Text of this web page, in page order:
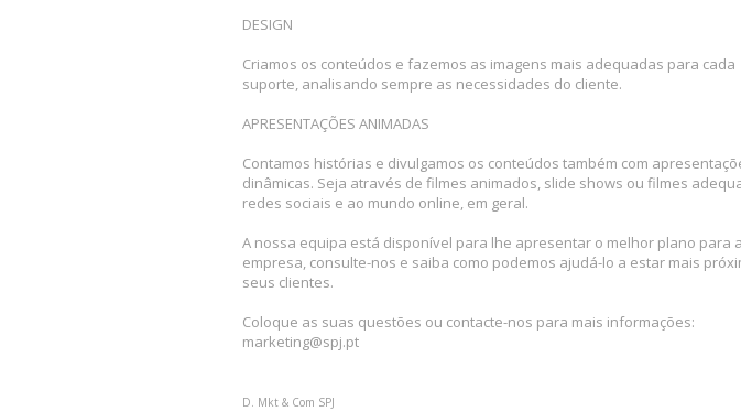
DESIGN
Criamos os conteúdos e fazemos as imagens mais adequadas para cada
suporte, analisando sempre as necessidades do cliente.
APRESENTAÇÕES ANIMADAS
Contamos histórias e divulgamos os conteúdos também com
dinâmicas. Seja através de filmes animados, slide shows ou filmes
redes sociais e ao mundo online, em geral.
A nossa equipa está disponível para lhe apresentar o melhor plano para
empresa, consulte-nos e saiba como podemos ajudá-lo a estar mais
seus clientes.
Coloque as suas questões ou contacte-nos para mais informações:
marketing@spj.pt
D. Mkt & Com SPJ